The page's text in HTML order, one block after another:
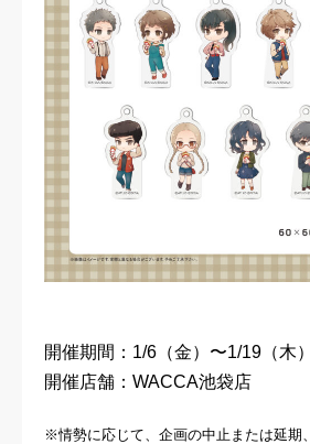
開催期間：1/6（金）〜1/19（木）
開催店舗：WACCA池袋店
※情勢に応じて、企画の中止または延期